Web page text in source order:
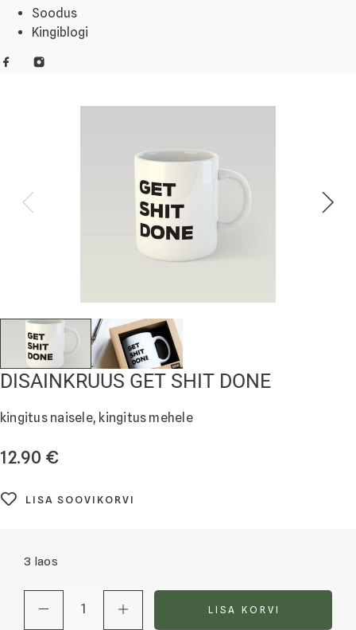
Soodus
Kingiblogi
DISAINKRUUS GET SHIT DONE
kingitus naisele, kingitus mehele
12.90 €
LISA SOOVIKORVI
3 laos
LISA KORVI